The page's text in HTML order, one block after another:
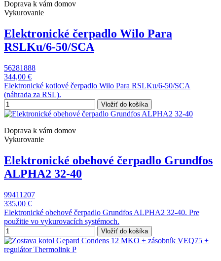
Doprava k vám domov
Vykurovanie
Elektronické čerpadlo Wilo Para
RSLKu/6-50/SCA
56281888
344,00 €
Elektronické kotlové čerpadlo Wilo Para RSLKu/6-50/SCA
(náhrada za RSL).
Vložiť do košíka
Doprava k vám domov
Vykurovanie
Elektronické obehové čerpadlo Grundfos
ALPHA2 32-40
99411207
335,00 €
Elektronické obehové čerpadlo Grundfos ALPHA2 32-40. Pre
použitie vo vykurovacích systémoch.
Vložiť do košíka